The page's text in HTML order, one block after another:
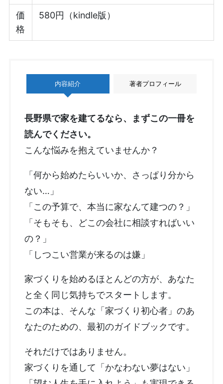
価
格
580円（kindle版）
内容紹介 著者プロフィール
長野県で家を建てるなら、まずこの一冊を
読んでください。
こんな悩みを抱えていませんか？
「何から始めたらいいか、さっぱり分から
ない…」
「この予算で、本当に家なんて建つの？」
「そもそも、どこの会社に相談すればいい
の？」
「しつこい営業が来るのは嫌」
家づくりを始めるほとんどの方が、あなた
と全く同じ気持ちでスタートします。
この本は、そんな「家づくり初心者」のあ
なたのための、最初のガイドブックです。
それだけではありません。
家づくりを通して「かなわない夢はない」